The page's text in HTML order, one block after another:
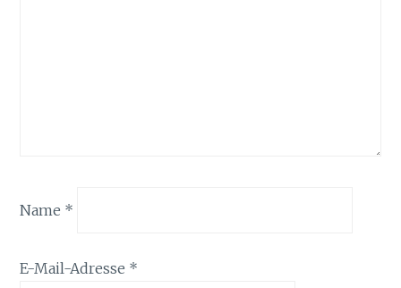
Name *
E-Mail-Adresse *